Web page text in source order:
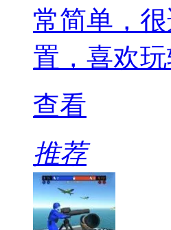
常简单，
置，喜欢
查看
推荐